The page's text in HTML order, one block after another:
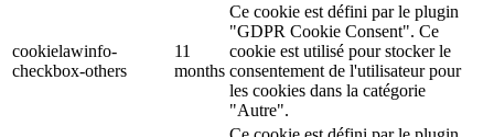
cookielawinfo-
checkbox-others
11
months
Ce cookie est défini par le plugin
"GDPR Cookie Consent". Ce
cookie est utilisé pour stocker le
consentement de l'utilisateur pour
les cookies dans la catégorie
"Autre".